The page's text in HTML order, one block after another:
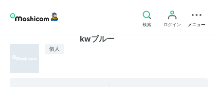
検索 ログイン メニュー
個人
kwブルー